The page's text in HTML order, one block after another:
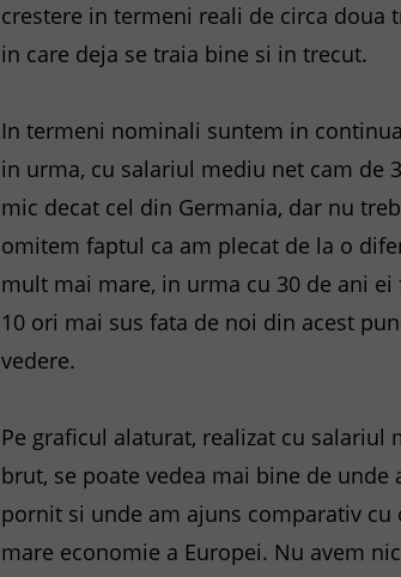
crestere in termeni reali de circa
in care deja se traia bine si in trecut.
In termeni nominali suntem in
in urma, cu salariul mediu net cam de
mic decat cel din Germania, dar nu
omitem faptul ca am plecat de la o
mult mai mare, in urma cu 30 de ani ei
10 ori mai sus fata de noi din acest
vedere.
Pe graficul alaturat, realizat cu salariul
brut, se poate vedea mai bine de unde
pornit si unde am ajuns comparativ cu
mare economie a Europei. Nu avem